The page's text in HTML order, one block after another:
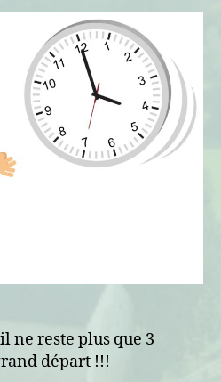
ne reste plus que 3
départ !!!